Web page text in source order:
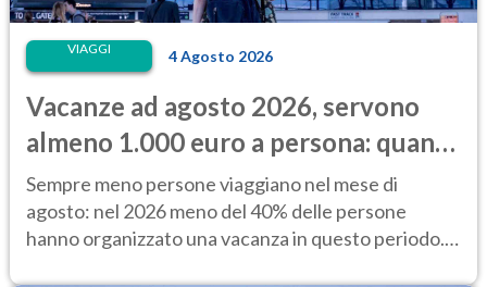
VIAGGI 4 Agosto 2026
Vacanze ad agosto 2026, servono
almeno 1.000 euro a persona: quanto
costano alloggio e trasporti
Sempre meno persone viaggiano nel mese di
agosto: nel 2026 meno del 40% delle persone
hanno organizzato una vacanza in questo periodo.